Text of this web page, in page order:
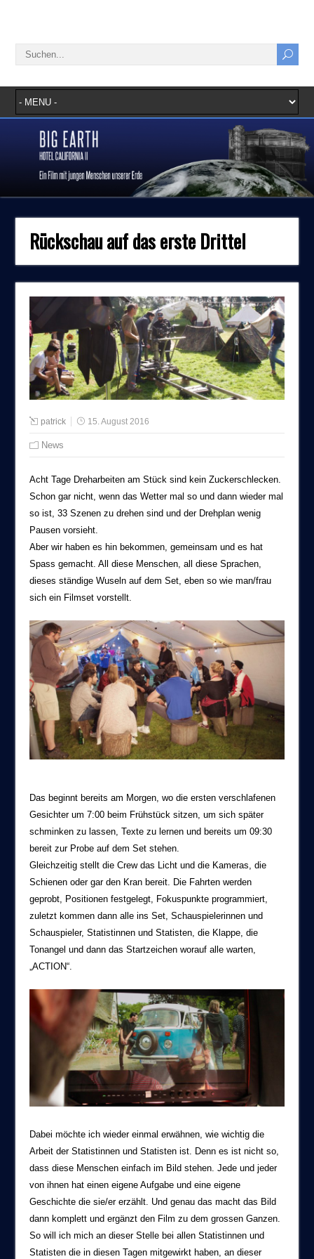
Rückschau auf das erste Drittel
patrick 15. August 2016
News
Acht Tage Dreharbeiten am Stück sind kein Zuckerschlecken.
Schon gar nicht, wenn das Wetter mal so und dann wieder mal
so ist, 33 Szenen zu drehen sind und der Drehplan wenig
Pausen vorsieht.
Aber wir haben es hin bekommen, gemeinsam und es hat
Spass gemacht. All diese Menschen, all diese Sprachen,
dieses ständige Wuseln auf dem Set, eben so wie man/frau
sich ein Filmset vorstellt.
Das beginnt bereits am Morgen, wo die ersten verschlafenen
Gesichter um 7:00 beim Frühstück sitzen, um sich später
schminken zu lassen, Texte zu lernen und bereits um 09:30
bereit zur Probe auf dem Set stehen.
Gleichzeitig stellt die Crew das Licht und die Kameras, die
Schienen oder gar den Kran bereit. Die Fahrten werden
geprobt, Positionen festgelegt, Fokuspunkte programmiert,
zuletzt kommen dann alle ins Set, Schauspielerinnen und
Schauspieler, Statistinnen und Statisten, die Klappe, die
Tonangel und dann das Startzeichen worauf alle warten,
„ACTION“.
Dabei möchte ich wieder einmal erwähnen, wie wichtig die
Arbeit der Statistinnen und Statisten ist. Denn es ist nicht so,
dass diese Menschen einfach im Bild stehen. Jede und jeder
von ihnen hat einen eigene Aufgabe und eine eigene
Geschichte die sie/er erzählt. Und genau das macht das Bild
dann komplett und ergänzt den Film zu dem grossen Ganzen.
So will ich mich an dieser Stelle bei allen Statistinnen und
Statisten die in diesen Tagen mitgewirkt haben, an dieser